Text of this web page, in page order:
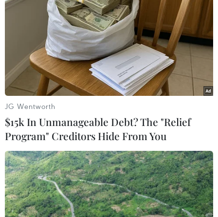
#Bắt cóc #Con tin
#Tay súng
#Tấn công thánh chiến
#Xung đột
Mali
Mauritania
Trung Quốc
Theo dõi VietnamPlus
TIN LIÊN QUAN
JG Wentworth
$15k In Unmanageable Debt? The "Relief
Program" Creditors Hide From You